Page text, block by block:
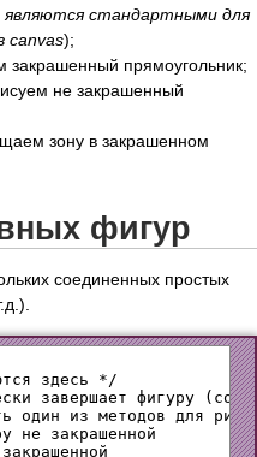
являются стандартными для
canvas);
закрашенный прямоугольник;
не закрашенный
зону в закрашенном
фигур
соединенных простых
здесь */
завершает фигуру
один из методов для
не закрашенной